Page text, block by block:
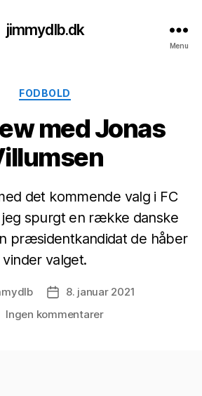
jimmydlb.dk
Menu
Kategorier
FODBOLD
med Jonas
det kommende valg i FC
jeg spurgt en række danske
præsidentkandidat de håber
vinder valget.
Indlægsdato
8. januar 2021
Ingen kommentarertil